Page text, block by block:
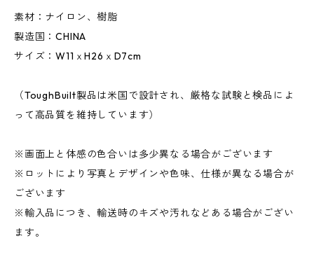
素材：ナイロン、樹脂
製造国：CHINA
サイズ：W11ｘH26ｘD7cm
（ToughBuilt製品は米国で設計され、厳格な試験と検品によ
って高品質を維持しています）
※画面上と体感の色合いは多少異なる場合がございます
※ロットにより写真とデザインや色味、仕様が異なる場合が
ございます
※輸入品につき、輸送時のキズや汚れなどある場合がござい
ます。